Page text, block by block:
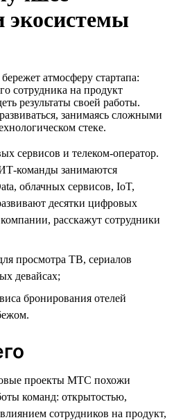
экосистемы
бережет атмосферу стартапа:
сотрудника на продукт
результаты своей работы.
занимаясь сложными
стеке.
сервисов и телеком-оператор.
команды занимаются
облачных сервисов, IoT,
десятки цифровых
расскажут сотрудники
просмотра ТВ, сериалов
девайсах;
бронирования отелей
проекты МТС похожи
команд: открытостью,
сотрудников на продукт,